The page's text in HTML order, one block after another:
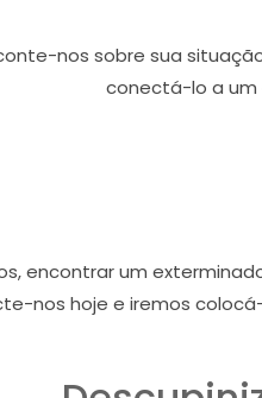
nos sobre sua
conectá-lo a um
encontrar um
nos hoje e iremos